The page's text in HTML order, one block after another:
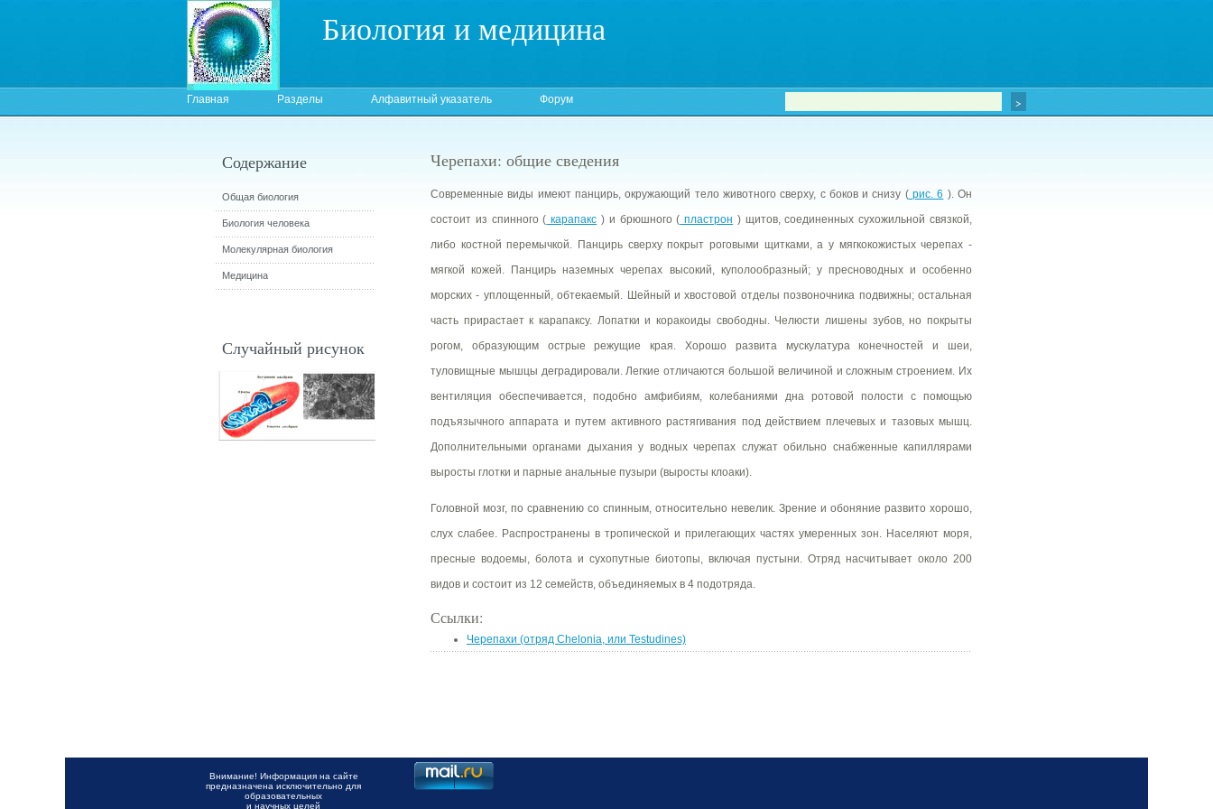
Биология и медицина
Главная Разделы Алфавитный указатель Форум
Черепахи: общие сведения
Современные виды имеют панцирь, окружающий тело животного сверху, с боков и снизу (рис. 6 ). Он
состоит из спинного ( карапакс ) и брюшного ( пластрон ) щитов, соединенных сухожильной связкой,
либо костной перемычкой. Панцирь сверху покрыт роговыми щитками, а у мягкокожистых черепах -
мягкой кожей. Панцирь наземных черепах высокий, куполообразный; у пресноводных и особенно
морских - уплощенный, обтекаемый. Шейный и хвостовой отделы позвоночника подвижны; остальная
часть прирастает к карапаксу. Лопатки и коракоиды свободны. Челюсти лишены зубов, но покрыты
рогом, образующим острые режущие края. Хорошо развита мускулатура конечностей и шеи,
туловищные мышцы деградировали. Легкие отличаются большой величиной и сложным строением. Их
вентиляция обеспечивается, подобно амфибиям, колебаниями дна ротовой полости с помощью
подъязычного аппарата и путем активного растягивания под действием плечевых и тазовых мышц.
Дополнительными органами дыхания у водных черепах служат обильно снабженные капиллярами
выросты глотки и парные анальные пузыри (выросты клоаки).
Головной мозг, по сравнению со спинным, относительно невелик. Зрение и обоняние развито хорошо,
слух слабее. Распространены в тропической и прилегающих частях умеренных зон. Населяют моря,
пресные водоемы, болота и сухопутные биотопы, включая пустыни. Отряд насчитывает около 200
видов и состоит из 12 семейств, объединяемых в 4 подотряда.
Ссылки:
Черепахи (отряд Chelonia, или Testudines)
Содержание
Общая биология
Биология человека
Молекулярная биология
Медицина
Случайный рисунок
Внимание! Информация на сайте
предназначена исключительно для
образовательных
и научных целей